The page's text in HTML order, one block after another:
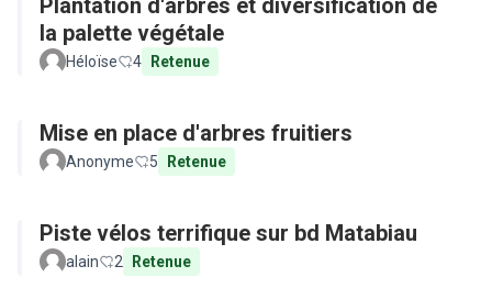
Plantation d'arbres et diversification de
la palette végétale
Héloïse 4 Retenue
Mise en place d'arbres fruitiers
Anonyme 5 Retenue
Piste vélos terrifique sur bd Matabiau
alain 2 Retenue